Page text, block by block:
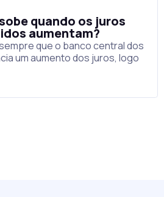
quando os juros
aumentam?
que o banco central dos
um aumento dos juros, logo